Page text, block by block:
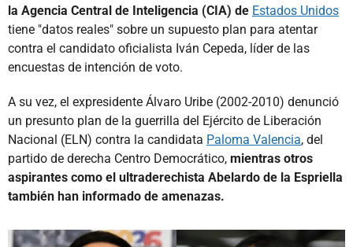
la Agencia Central de Inteligencia (CIA) de Estados Unidos
tiene "datos reales" sobre un supuesto plan para atentar
contra el candidato oficialista Iván Cepeda, líder de las
encuestas de intención de voto.
A su vez, el expresidente Álvaro Uribe (2002-2010) denunció
un presunto plan de la guerrilla del Ejército de Liberación
Nacional (ELN) contra la candidata Paloma Valencia, del
partido de derecha Centro Democrático, mientras otros
aspirantes como el ultraderechista Abelardo de la Espriella
también han informado de amenazas.